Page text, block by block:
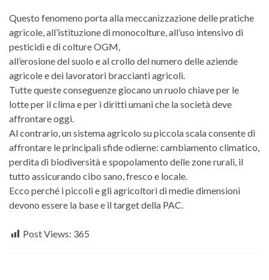
Questo fenomeno porta alla meccanizzazione delle pratiche
agricole, all’istituzione di monocolture, all’uso intensivo di
pesticidi e di colture OGM,
all’erosione del suolo e al crollo del numero delle aziende
agricole e dei lavoratori braccianti agricoli.
Tutte queste conseguenze giocano un ruolo chiave per le
lotte per il clima e per i diritti umani che la società deve
affrontare oggi.
Al contrario, un sistema agricolo su piccola scala consente di
affrontare le principali sfide odierne: cambiamento climatico,
perdita di biodiversità e spopolamento delle zone rurali, il
tutto assicurando cibo sano, fresco e locale.
Ecco perché i piccoli e gli agricoltori di medie dimensioni
devono essere la base e il target della PAC.
Post Views: 365